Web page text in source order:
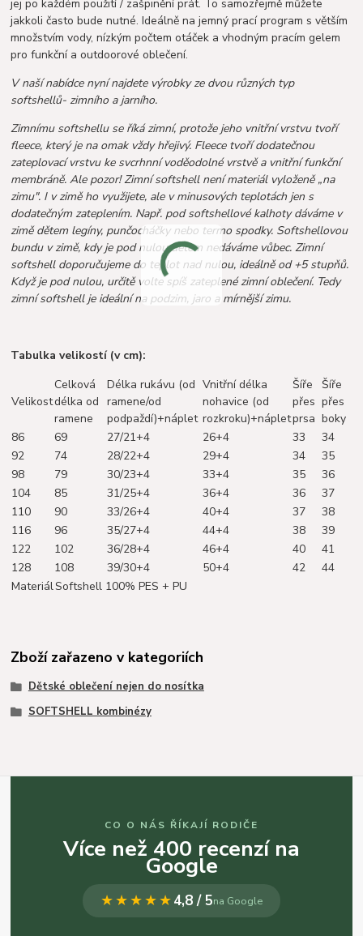
jej po každém použití / zašpinění prát. To samozřejmě můžete
jakkoli často bude nutné. Ideálně na jemný prací program s větším
množstvím vody, nízkým počtem otáček a vhodným pracím gelem
pro funkční a outdoorové oblečení.
V naší nabídce nyní najdete výrobky ze dvou různých typ
softshellů- zimního a jarního.
Zimnímu softshellu se říká zimní, protože jeho vnitřní vrstvu tvoří
fleece, který je na omak vždy hřejivý. Fleece tvoří dodatečnou
zateplovací vrstvu ke svcrhnní voděodolné vrstvě a vnitřní funkční
membráně. Ale pozor! Zimní softshell není materiál vyloženě „na
zimu". I v zimě ho využijete, ale v minusových teplotách jen s
dodatečným zateplením. Např. pod softshellové kalhoty dáváme v
zimě dětem legíny, punčocháčky nebo termo spodky. Softshellovou
bundu v zimě, kdy je pod nulou dětem nedáváme vůbec. Zimní
softshell doporučujeme do teplot nad nulou, ideálně od +5 stupňů.
Když je pod nulou, určitě volte spíš zateplené zimní oblečení. Tedy
zimní softshell je ideální na podzim, jaro a mírnější zimu.
Tabulka velikostí (v cm):
Velikost
Celková
délka od
ramene
Délka rukávu (od
ramene/od
podpaždí)+náplet
Vnitřní délka
nohavice (od
rozkroku)+náplet
Šíře
přes
prsa
Šíře
přes
boky
86
69 27/21+4 26+4 33
34
92
74 28/22+4 29+4 34
35
98
79 30/23+4 33+4 35
36
104
85 31/25+4 36+4 36
37
110
90 33/26+4 40+4 37
38
116
96 35/27+4 44+4 38
39
122
102 36/28+4 46+4 40
41
128
108 39/30+4 50+4 42
44
MateriálSoftshell 100% PES + PU
Zboží zařazeno v kategoriích
Dětské oblečení nejen do nosítka
SOFTSHELL kombinézy
CO O NÁS ŘÍKAJÍ RODIČE
Více než 400 recenzí na
Google
★★★★★4,8 / 5na Google